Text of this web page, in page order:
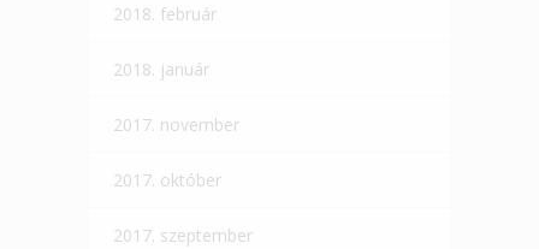
2018. február
2018. január
2017. november
2017. október
2017. szeptember